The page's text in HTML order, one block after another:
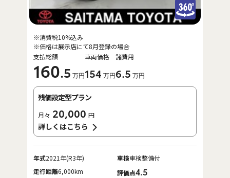
支払総額
160.5 万円
車両価格
154 万円
諸費用
6.5 万円
※消費税10%込み
※価格は展示店にて8月登録の場合
残価設定型プラン
月々 20,000 円
詳しくはこちら
年式2021年(R3年) 車検車検整備付
走行距離6,000km 評価点4.5